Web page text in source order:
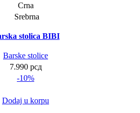
Crna
Srebrna
stolica BIBI
Barske stolice
7.990 рсд
-10%
Dodaj u korpu